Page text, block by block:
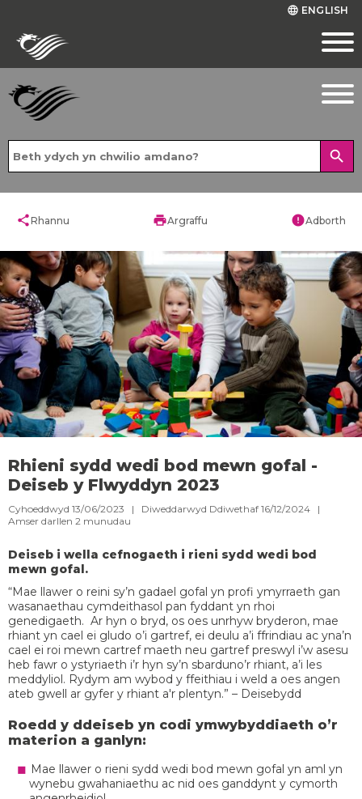
language ENGLISH
search
shareRhannu printArgraffu errorAdborth
Rhieni sydd wedi bod mewn gofal -
Deiseb y Flwyddyn 2023
Cyhoeddwyd 13/06/2023 | Diweddarwyd Ddiwethaf 16/12/2024 |
Amser darllen 2 munudau
Deiseb i wella cefnogaeth i rieni sydd wedi bod
mewn gofal.
“Mae llawer o reini sy’n gadael gofal yn profi ymyrraeth gan
wasanaethau cymdeithasol pan fyddant yn rhoi
genedigaeth. Ar hyn o bryd, os oes unrhyw bryderon, mae
rhiant yn cael ei gludo o’i gartref, ei deulu a’i ffrindiau ac yna’n
cael ei roi mewn cartref maeth neu gartref preswyl i’w asesu
heb fawr o ystyriaeth i’r hyn sy’n sbarduno’r rhiant, a’i les
meddyliol. Rydym am wybod y ffeithiau i weld a oes angen
ateb gwell ar gyfer y rhiant a'r plentyn.” – Deisebydd
Roedd y ddeiseb yn codi ymwybyddiaeth o’r
materion a ganlyn:
Mae llawer o rieni sydd wedi bod mewn gofal yn aml yn
wynebu gwahaniaethu ac nid oes ganddynt y cymorth